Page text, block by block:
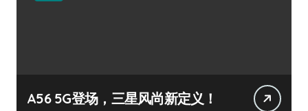
A56 5G登场，三星风尚新定义！